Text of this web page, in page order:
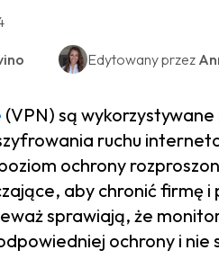
Edytowany przez
(VPN) są
ruchu
ochrony
aby chronić firmę
sprawiają, że
ochrony i